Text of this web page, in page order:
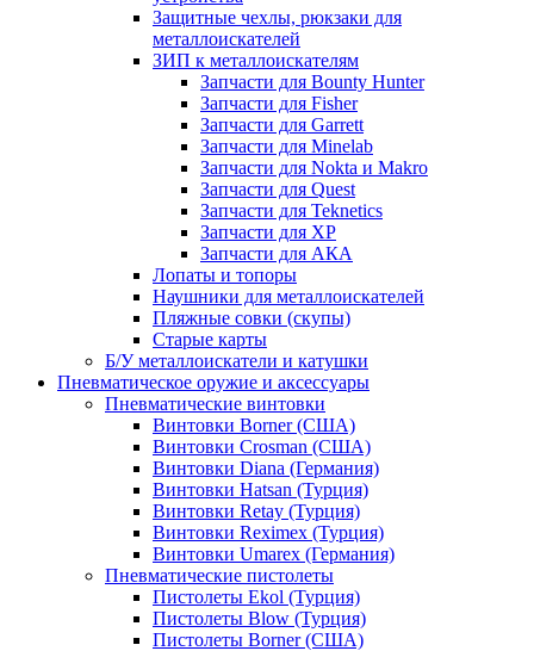
Защитные чехлы, рюкзаки для
металлоискателей
ЗИП к металлоискателям
Запчасти для Bounty Hunter
Запчасти для Fisher
Запчасти для Garrett
Запчасти для Minelab
Запчасти для Nokta и Makro
Запчасти для Quest
Запчасти для Teknetics
Запчасти для XP
Запчасти для АКА
Лопаты и топоры
Наушники для металлоискателей
Пляжные совки (скупы)
Старые карты
Б/У металлоискатели и катушки
Пневматическое оружие и аксессуары
Пневматические винтовки
Винтовки Borner (США)
Винтовки Crosman (США)
Винтовки Diana (Германия)
Винтовки Hatsan (Турция)
Винтовки Retay (Турция)
Винтовки Reximex (Турция)
Винтовки Umarex (Германия)
Пневматические пистолеты
Пистолеты Ekol (Турция)
Пистолеты Blow (Турция)
Пистолеты Borner (США)